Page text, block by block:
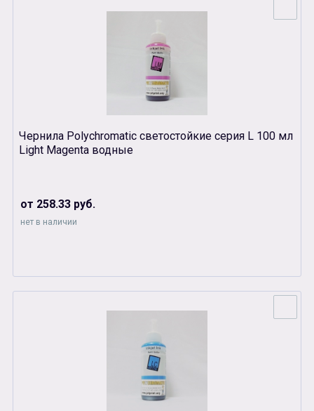
Чернила Polychromatic светостойкие серия L 100 мл
Light Magenta водные
от 258.33 руб.
нет в наличии